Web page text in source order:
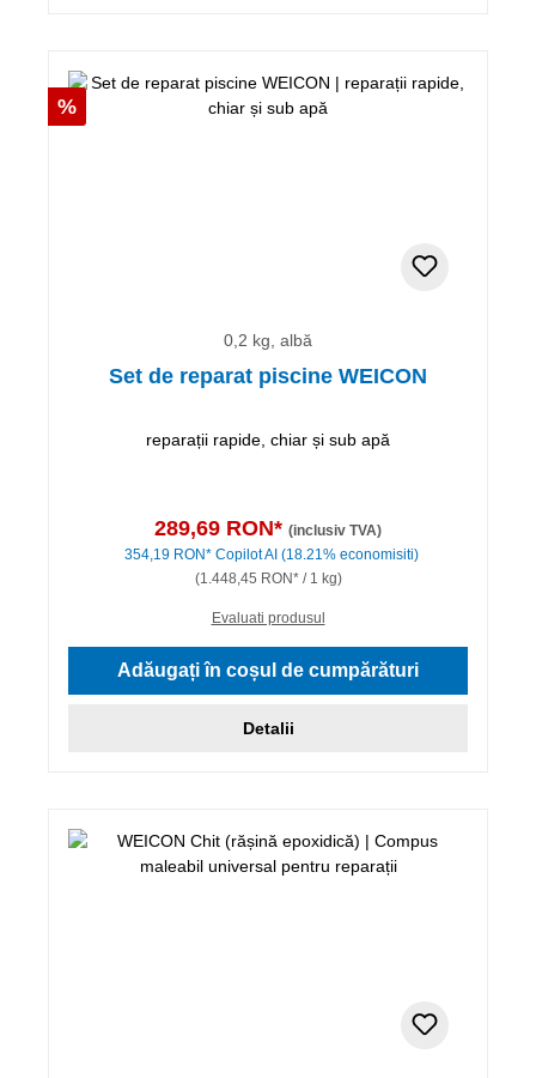
Reducere
%
0,2 kg, albă
Set de reparat piscine WEICON
reparații rapide, chiar și sub apă
289,69 RON* (inclusiv TVA)
354,19 RON*Copilot AI (18.21% economisiti)
(1.448,45 RON* / 1 kg)
Evaluati produsul
Adăugați în coșul de cumpărături
Detalii